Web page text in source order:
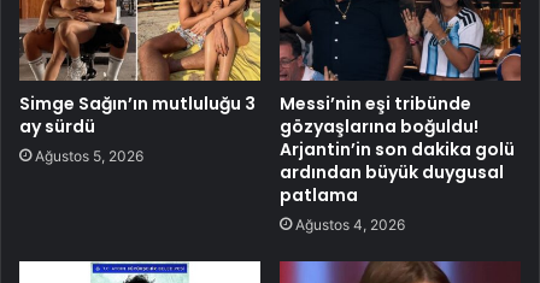
Simge Sağın’ın mutluluğu 3
ay sürdü
Ağustos 5, 2026
Messi’nin eşi tribünde
gözyaşlarına boğuldu!
Arjantin’in son dakika golü
ardından büyük duygusal
patlama
Ağustos 4, 2026